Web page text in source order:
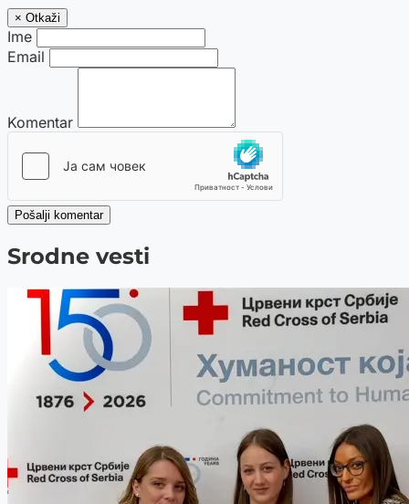
× Otkaži
Ime
Email
Komentar
Pošalji komentar
Srodne vesti